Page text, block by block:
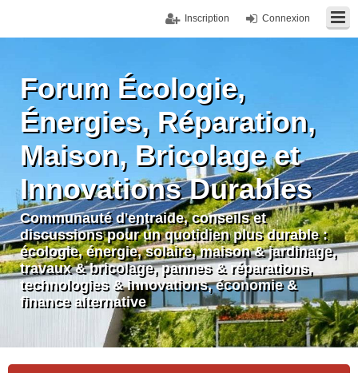
Connexion
Inscription
Forum Écologie,
Énergies, Réparation,
Maison, Bricolage et
Innovations Durables
Communauté d'entraide, conseils et
discussions pour un quotidien plus durable :
écologie, énergie, solaire, maison & jardinage,
travaux & bricolage, pannes & réparations,
technologies & innovations, économie &
finance alternative